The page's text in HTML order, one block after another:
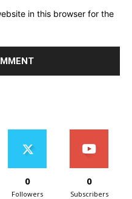
in this browser for the
0
Followers
0
Subscribers